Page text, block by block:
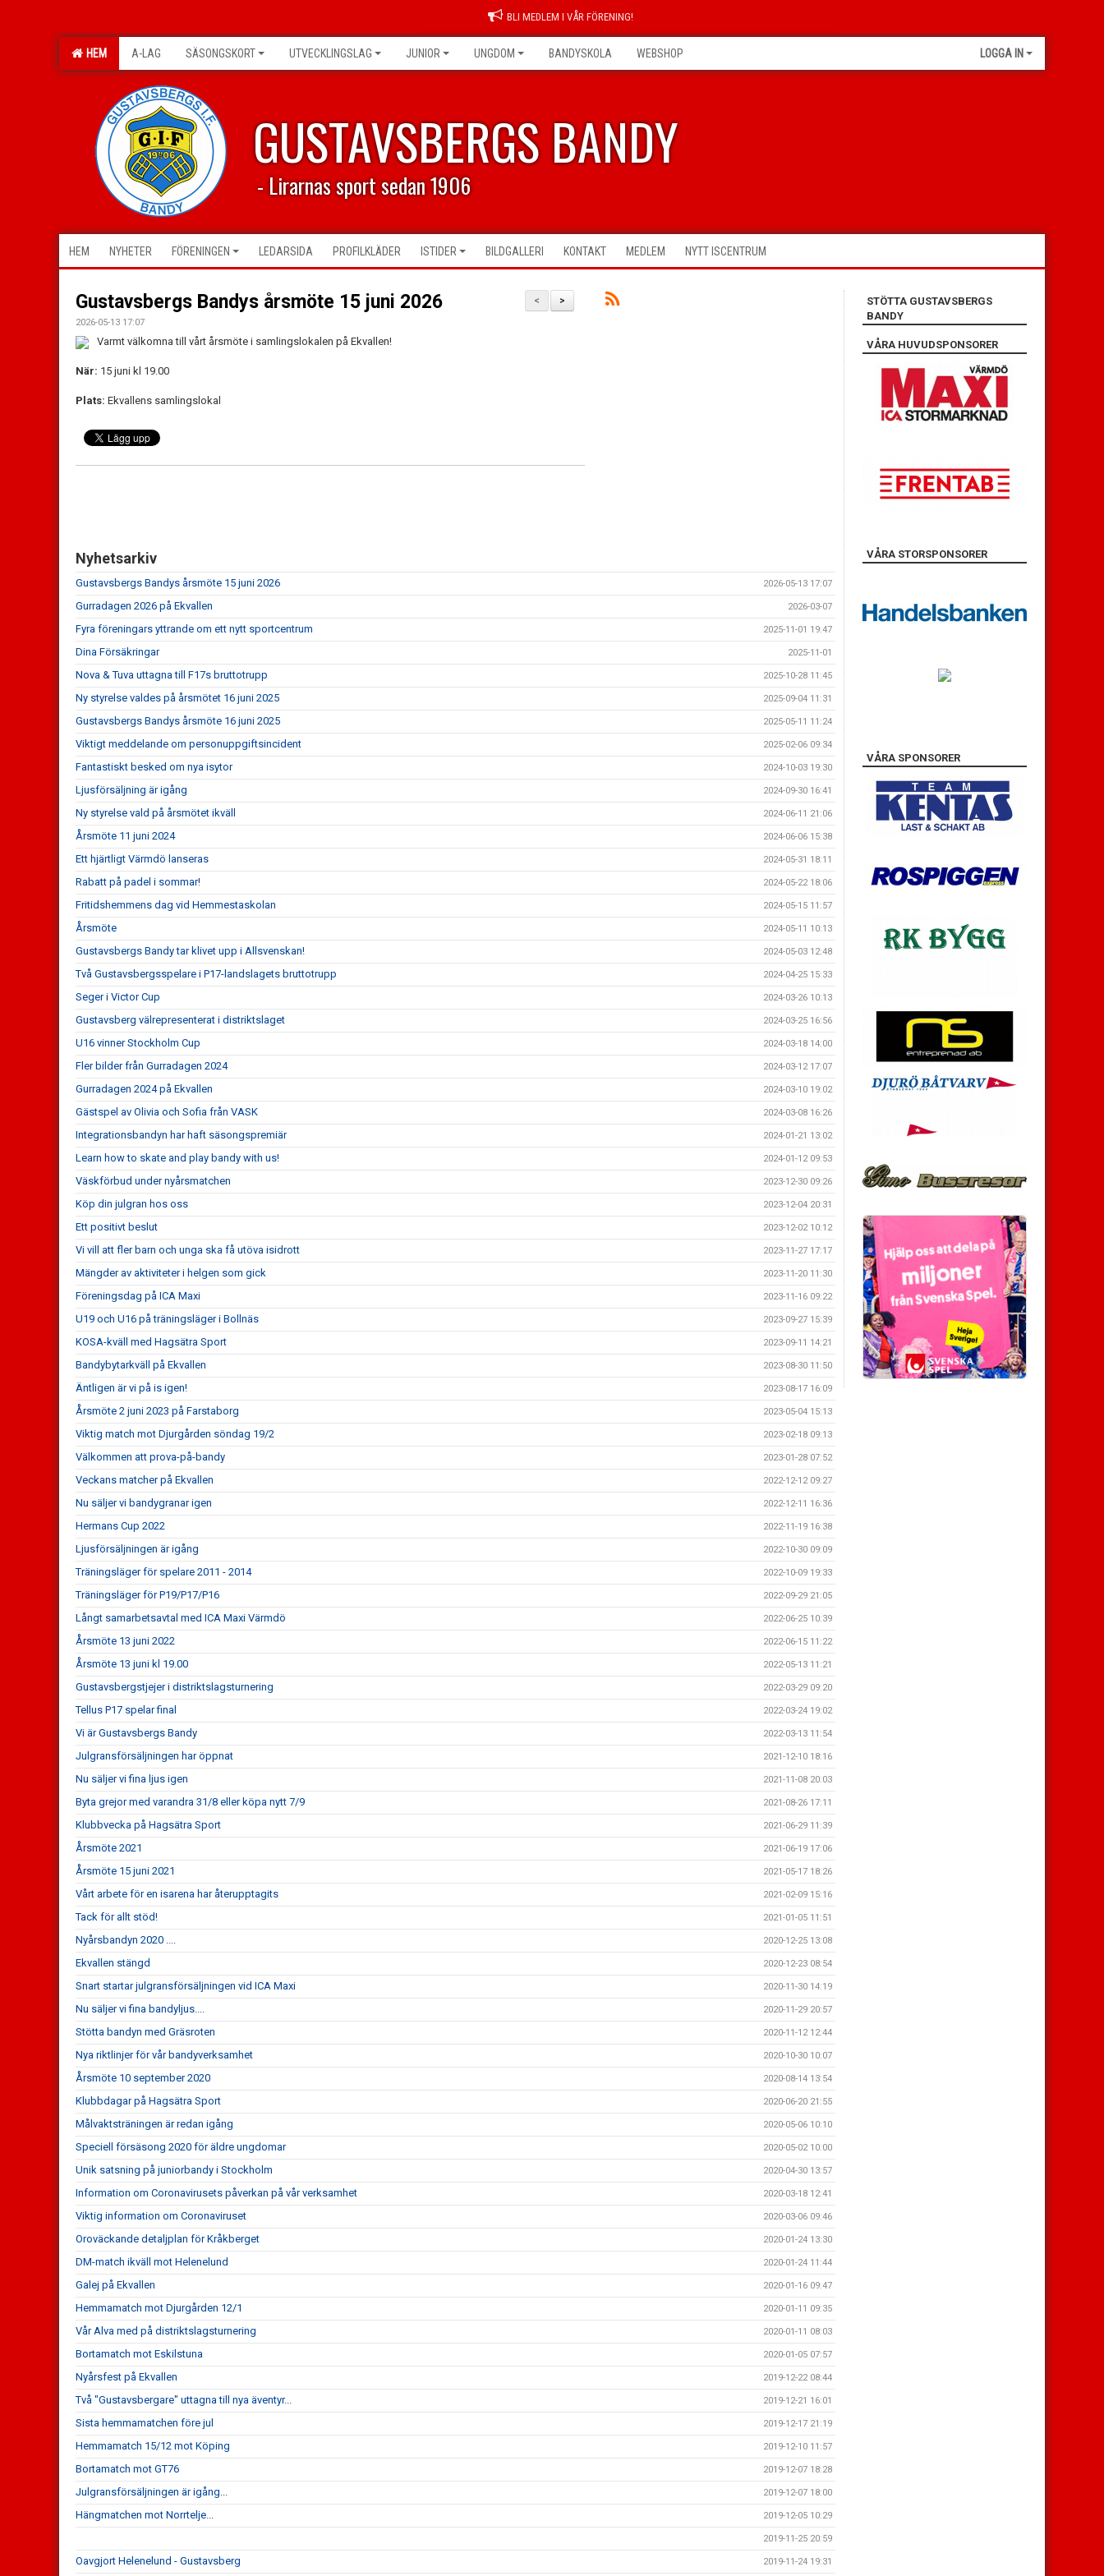
BLI MEDLEM I VÅR FÖRENING!
HEM A-LAG SÄSONGSKORT UTVECKLINGSLAG JUNIOR UNGDOM BANDYSKOLA WEBSHOP LOGGA IN
GUSTAVSBERGS BANDY
- Lirarnas sport sedan 1906
HEM NYHETER FÖRENINGEN LEDARSIDA PROFILKLÄDER ISTIDER BILDGALLERI KONTAKT MEDLEM NYTT ISCENTRUM
>
<
Gustavsbergs Bandys årsmöte 15 juni 2026
2026-05-13 17:07
Varmt välkomna till vårt årsmöte i samlingslokalen på Ekvallen!
När: 15 juni kl 19.00
Plats: Ekvallens samlingslokal
Nyhetsarkiv
Gustavsbergs Bandys årsmöte 15 juni 2026 2026-05-13 17:07
Gurradagen 2026 på Ekvallen 2026-03-07
Fyra föreningars yttrande om ett nytt sportcentrum 2025-11-01 19:47
Dina Försäkringar 2025-11-01
Nova & Tuva uttagna till F17s bruttotrupp 2025-10-28 11:45
Ny styrelse valdes på årsmötet 16 juni 2025 2025-09-04 11:31
Gustavsbergs Bandys årsmöte 16 juni 2025 2025-05-11 11:24
Viktigt meddelande om personuppgiftsincident 2025-02-06 09:34
Fantastiskt besked om nya isytor 2024-10-03 19:30
Ljusförsäljning är igång 2024-09-30 16:41
Ny styrelse vald på årsmötet ikväll 2024-06-11 21:06
Årsmöte 11 juni 2024 2024-06-06 15:38
Ett hjärtligt Värmdö lanseras 2024-05-31 18:11
Rabatt på padel i sommar! 2024-05-22 18:06
Fritidshemmens dag vid Hemmestaskolan 2024-05-15 11:57
Årsmöte 2024-05-11 10:13
Gustavsbergs Bandy tar klivet upp i Allsvenskan! 2024-05-03 12:48
Två Gustavsbergsspelare i P17-landslagets bruttotrupp 2024-04-25 15:33
Seger i Victor Cup 2024-03-26 10:13
Gustavsberg välrepresenterat i distriktslaget 2024-03-25 16:56
U16 vinner Stockholm Cup 2024-03-18 14:00
Fler bilder från Gurradagen 2024 2024-03-12 17:07
Gurradagen 2024 på Ekvallen 2024-03-10 19:02
Gästspel av Olivia och Sofia från VASK 2024-03-08 16:26
Integrationsbandyn har haft säsongspremiär 2024-01-21 13:02
Learn how to skate and play bandy with us! 2024-01-12 09:53
Väskförbud under nyårsmatchen 2023-12-30 09:26
Köp din julgran hos oss 2023-12-04 20:31
Ett positivt beslut 2023-12-02 10:12
Vi vill att fler barn och unga ska få utöva isidrott 2023-11-27 17:17
Mängder av aktiviteter i helgen som gick 2023-11-20 11:30
Föreningsdag på ICA Maxi 2023-11-16 09:22
U19 och U16 på träningsläger i Bollnäs 2023-09-27 15:39
KOSA-kväll med Hagsätra Sport 2023-09-11 14:21
Bandybytarkväll på Ekvallen 2023-08-30 11:50
Äntligen är vi på is igen! 2023-08-17 16:09
Årsmöte 2 juni 2023 på Farstaborg 2023-05-04 15:13
Viktig match mot Djurgården söndag 19/2 2023-02-18 09:13
Välkommen att prova-på-bandy 2023-01-28 07:52
Veckans matcher på Ekvallen 2022-12-12 09:27
Nu säljer vi bandygranar igen 2022-12-11 16:36
Hermans Cup 2022 2022-11-19 16:38
Ljusförsäljningen är igång 2022-10-30 09:09
Träningsläger för spelare 2011 - 2014 2022-10-09 19:33
Träningsläger för P19/P17/P16 2022-09-29 21:05
Långt samarbetsavtal med ICA Maxi Värmdö 2022-06-25 10:39
Årsmöte 13 juni 2022 2022-06-15 11:22
Årsmöte 13 juni kl 19.00 2022-05-13 11:21
Gustavsbergstjejer i distriktslagsturnering 2022-03-29 09:20
Tellus P17 spelar final 2022-03-24 19:02
Vi är Gustavsbergs Bandy 2022-03-13 11:54
Julgransförsäljningen har öppnat 2021-12-10 18:16
Nu säljer vi fina ljus igen 2021-11-08 20:03
Byta grejor med varandra 31/8 eller köpa nytt 7/9 2021-08-26 17:11
Klubbvecka på Hagsätra Sport 2021-06-29 11:39
Årsmöte 2021 2021-06-19 17:06
Årsmöte 15 juni 2021 2021-05-17 18:26
Vårt arbete för en isarena har återupptagits 2021-02-09 15:16
Tack för allt stöd! 2021-01-05 11:51
Nyårsbandyn 2020 .... 2020-12-25 13:08
Ekvallen stängd 2020-12-23 08:54
Snart startar julgransförsäljningen vid ICA Maxi 2020-11-30 14:19
Nu säljer vi fina bandyljus.... 2020-11-29 20:57
Stötta bandyn med Gräsroten 2020-11-12 12:44
Nya riktlinjer för vår bandyverksamhet 2020-10-30 10:07
Årsmöte 10 september 2020 2020-08-14 13:54
Klubbdagar på Hagsätra Sport 2020-06-20 21:55
Målvaktsträningen är redan igång 2020-05-06 10:10
Speciell försäsong 2020 för äldre ungdomar 2020-05-02 10:00
Unik satsning på juniorbandy i Stockholm 2020-04-30 13:57
Information om Coronavirusets påverkan på vår verksamhet 2020-03-18 12:41
Viktig information om Coronaviruset 2020-03-06 09:46
Oroväckande detaljplan för Kråkberget 2020-01-24 13:30
DM-match ikväll mot Helenelund 2020-01-24 11:44
Galej på Ekvallen 2020-01-16 09:47
Hemmamatch mot Djurgården 12/1 2020-01-11 09:35
Vår Alva med på distriktslagsturnering 2020-01-11 08:03
Bortamatch mot Eskilstuna 2020-01-05 07:57
Nyårsfest på Ekvallen 2019-12-22 08:44
Två "Gustavsbergare" uttagna till nya äventyr... 2019-12-21 16:01
Sista hemmamatchen före jul 2019-12-17 21:19
Hemmamatch 15/12 mot Köping 2019-12-10 11:57
Bortamatch mot GT76 2019-12-07 18:28
Julgransförsäljningen är igång... 2019-12-07 18:00
Hängmatchen mot Norrtelje... 2019-12-05 10:29
2019-11-25 20:59
Oavgjort Helenelund - Gustavsberg 2019-11-24 19:31
STÖTTA GUSTAVSBERGS
BANDY
VÅRA HUVUDSPONSORER
VÅRA STORSPONSORER
VÅRA SPONSORER